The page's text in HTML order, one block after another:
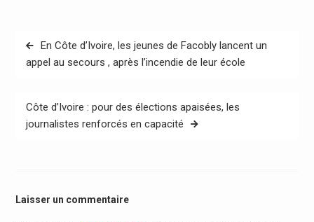
Navigation
de
En Côte d’Ivoire, les jeunes de Facobly lancent un
appel au secours , après l’incendie de leur école
Côte d’Ivoire : pour des élections apaisées, les
journalistes renforcés en capacité
Laisser un commentaire